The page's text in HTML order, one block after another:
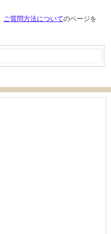
ご質問方法についてのページを